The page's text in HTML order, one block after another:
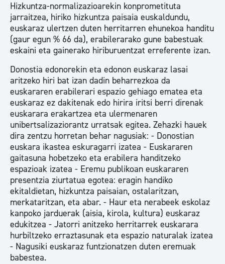
Hizkuntza-normalizazioarekin konprometituta
jarraitzea, hiriko hizkuntza paisaia euskaldundu,
euskaraz ulertzen duten herritarren ehunekoa handitu
(gaur egun % 66 da), erabilerarako gune babestuak
eskaini eta gainerako hiriburuentzat erreferente izan.
Donostia edonorekin eta edonon euskaraz lasai
aritzeko hiri bat izan dadin beharrezkoa da
euskararen erabilerari espazio gehiago ematea eta
euskaraz ez dakitenak edo hirira iritsi berri direnak
euskarara erakartzea eta ulermenaren
unibertsalizaziorantz urratsak egitea. Zehazki hauek
dira zentzu horretan behar nagusiak: - Donostian
euskara ikastea eskuragarri izatea - Euskararen
gaitasuna hobetzeko eta erabilera handitzeko
espazioak izatea - Eremu publikoan euskararen
presentzia ziurtatua egotea: eragin handiko
ekitaldietan, hizkuntza paisaian, ostalaritzan,
merkataritzan, eta abar. - Haur eta nerabeek eskolaz
kanpoko jarduerak (aisia, kirola, kultura) euskaraz
edukitzea - Jatorri anitzeko herritarrek euskarara
hurbiltzeko erraztasunak eta espazio naturalak izatea
- Nagusiki euskaraz funtzionatzen duten eremuak
babestea.